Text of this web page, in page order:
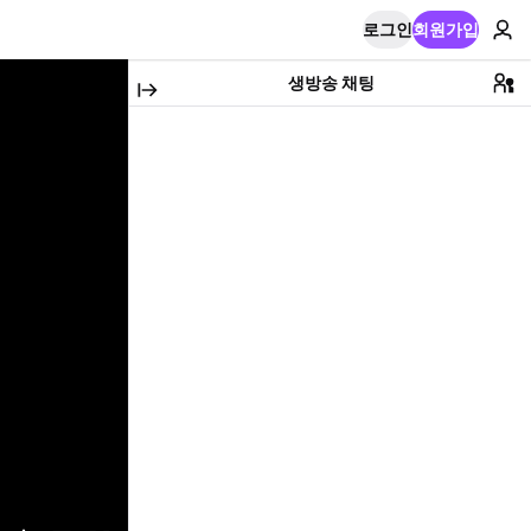
로그인회원가입
생방송 채팅